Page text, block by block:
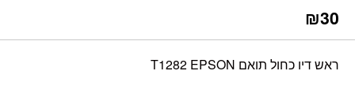
₪30
ראש דיו כחול תואם T1282 EPSON